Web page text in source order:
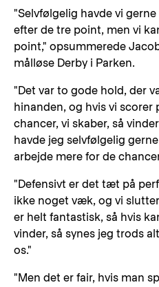
"Selvfølgelig havde vi
efter de tre point, men vi
point," opsummerede
målløse Derby i Parken.
"Det var to gode hold, der
hinanden, og hvis vi scorer
chancer, vi skaber, så
havde jeg selvfølgelig
arbejde mere for de
"Defensivt er det tæt på
ikke noget væk, og vi
er helt fantastisk, så hvis
vinder, så synes jeg trods
os."
"Men det er fair, hvis man